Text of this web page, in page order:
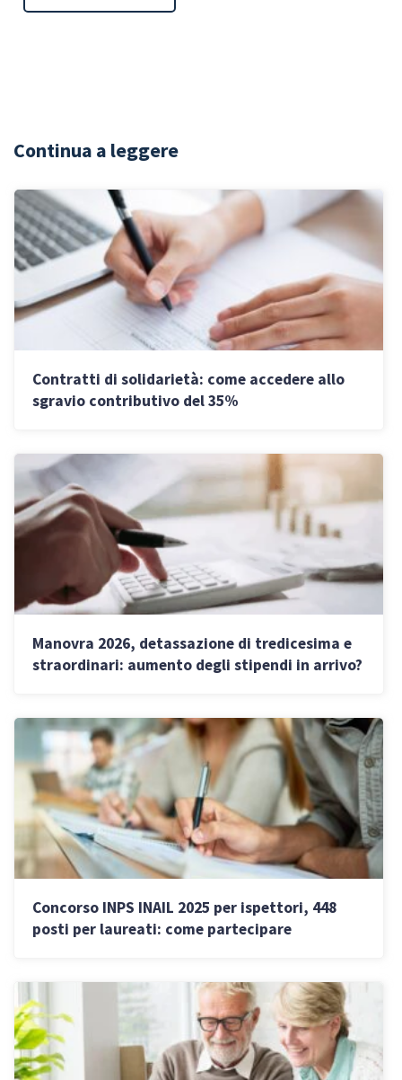
Continua a leggere
Contratti di solidarietà: come accedere allo
sgravio contributivo del 35%
Manovra 2026, detassazione di tredicesima e
straordinari: aumento degli stipendi in arrivo?
Concorso INPS INAIL 2025 per ispettori, 448
posti per laureati: come partecipare